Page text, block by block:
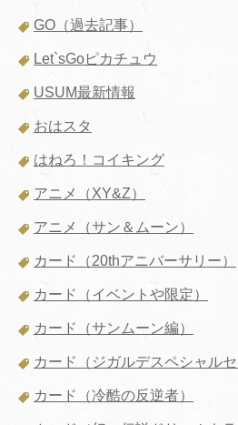
GO（過去記事）
Let`sGoピカチュウ
USUM最新情報
おはスタ
はねろ！コイキング
アニメ（XY&Z）
アニメ（サン＆ムーン）
カード（20thアニバーサリー）
カード（イベントや限定）
カード（サンムーン編）
カード（ジガルデスペシャルセ
カード（冷酷の反逆者）